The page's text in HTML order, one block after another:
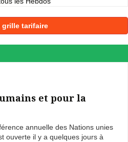
grille tarifaire
et pour la
annuelle des Nations unies
ouverte il y a quelques jours à